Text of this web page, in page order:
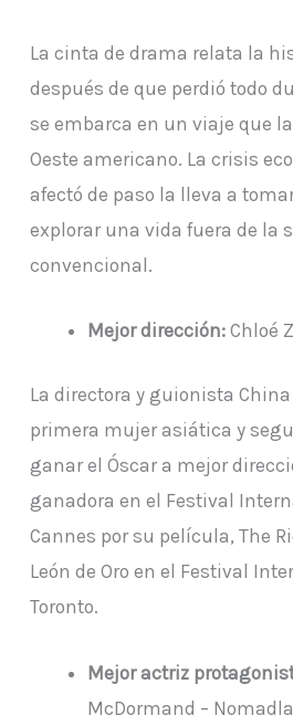
La cinta de drama relata la
después de que perdió todo
se embarca en un viaje que
Oeste americano. La crisis
afectó de paso la lleva a
explorar una vida fuera de la
convencional.
Mejor dirección:Chloé
La directora y guionista
primera mujer asiática y
ganar el Óscar a mejor
ganadora en el Festival
Cannes por su película, The
León de Oro en el Festival
Toronto.
Mejor actriz
McDormand –